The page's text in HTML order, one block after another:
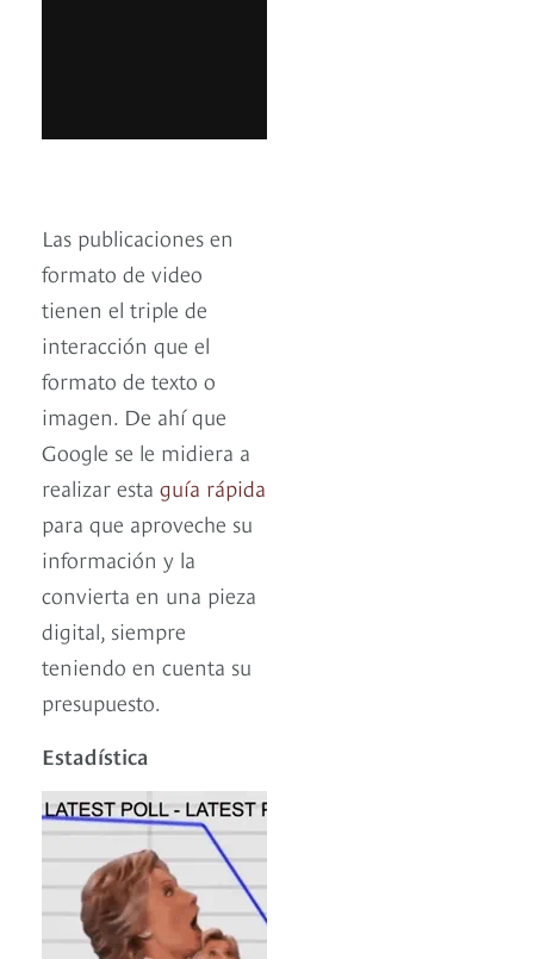
Las publicaciones en
formato de video
tienen el triple de
interacción que el
formato de texto o
imagen. De ahí que
Google se le midiera a
realizar esta guía rápida
para que aproveche su
información y la
convierta en una pieza
digital, siempre
teniendo en cuenta su
presupuesto.
Estadística